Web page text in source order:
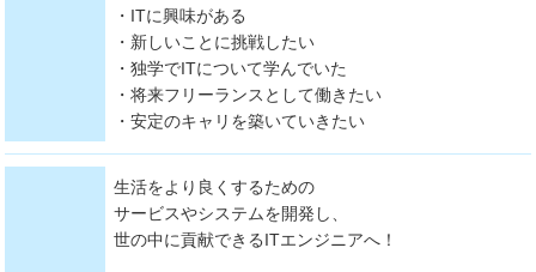
・ITに興味がある
・新しいことに挑戦したい
・独学でITについて学んでいた
・将来フリーランスとして働きたい
・安定のキャリを築いていきたい
生活をより良くするための
サービスやシステムを開発し、
世の中に貢献できるITエンジニアへ！